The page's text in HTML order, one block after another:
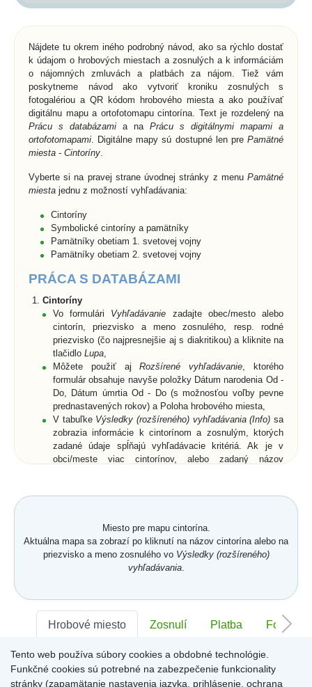
Nájdete tu okrem iného podrobný návod, ako sa rýchlo dostať
k údajom o hrobových miestach a zosnulých a k informáciám
o nájomných zmluvách a platbách za nájom. Tiež vám
poskytneme návod ako vytvoriť kroniku zosnulých s
fotogalériou a QR kódom hrobového miesta a ako používať
digitálnu mapu a ortofotomapu cintorína. Text je rozdelený na
Prácu s databázami a na Prácu s digitálnymi mapami a
ortofotomapami . Digitálne mapy sú dostupné len pre Pamätné
miesta - Cintoríny
Vyberte si na pravej strane úvodnej stránky z menu Pamätné
miesta jednu z možností vyhľadávania:
Cintoríny
Symbolické cintoríny a pamätníky
Pamätníky obetiam 1. svetovej vojny
Pamätníky obetiam 2. svetovej vojny
PRÁCA S DATABÁZAMI
Cintoríny
Vo formulári Vyhľadávanie zadajte obec/mesto alebo
cintorín, priezvisko a meno zosnulého, resp. rodné
priezvisko (čo najpresnejšie aj s diakritikou) a kliknite na
tlačidlo Lupa
Môžete použiť ajRozšírené vyhľadávanie , ktorého
formulár obsahuje navyše položky Dátum narodenia Od -
Do, Dátum úmrtia Od - Do (s možnosťou voľby pevne
prednastavených rokov) a Poloha hrobového miesta,
V tabuľke Výsledky (rozšíreného) vyhľadávania (Info) sa
zobrazia informácie k cintorínom a zosnulým, ktorých
zadané údaje spĺňajú vyhľadávacie kritériá. Ak je v
obci/meste viac cintorínov, alebo zadaný názov
zosnulého resp. jeho rodné priezvisko) vo všetkých
Vyberte zo zoznamu cintorín alebo zosnulého a
kliknutím potvrďte výber,
Zobrazí saKarta hrobového miesta so záložkami
... (viď. popis nižšie) a buď len
Karte hrobového miesta
sú v pravom hornom rohu
ikonyMapa,GPS aZdieľať. Po kliknutí na ne sa
súradnice hrobového miesta (funkcia môže byť pre daný
cintorín uzamknutá) alebo získate URL adresu aktuálne
zobrazenej stránky.
Miesto pre mapu cintorína.
Aktuálna mapa sa zobrazí po kliknutí na názov cintorína alebo na
priezvisko a meno zosnulého vo Výsledky (rozšíreného)
vyhľadávania.
Hrobové miesto Zosnulí Platba Foto
Sektor:- Rad:- Číslo:-
Tento web používa súbory cookies a obdobné technológie.
Funkčné cookies sú potrebné na zabezpečenie funkcionality
stránky (zapamätanie nastavenia jazyka, prihlásenie, ochrana